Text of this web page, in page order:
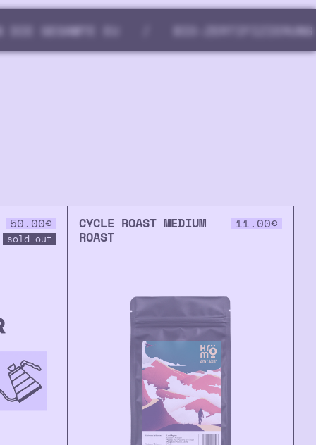
EU / BIO-ZERTIFIZIERUNG NACH
50.00€
sold out
CYCLE ROAST MEDIUM
ROAST
11.00€